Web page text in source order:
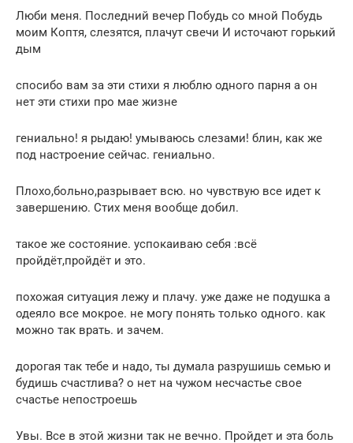
Люби меня. Последний вечер Побудь со мной Побудь
моим Коптя, слезятся, плачут свечи И источают горький
дым
спосибо вам за эти стихи я люблю одного парня а он
нет эти стихи про мае жизне
гениально! я рыдаю! умываюсь слезами! блин, как же
под настроение сейчас. гениально.
Плохо,больно,разрывает всю. но чувствую все идет к
завершению. Стих меня вообще добил.
такое же состояние. успокаиваю себя :всё
пройдёт,пройдёт и это.
похожая ситуация лежу и плачу. уже даже не подушка а
одеяло все мокрое. не могу понять только одного. как
можно так врать. и зачем.
дорогая так тебе и надо, ты думала разрушишь семью и
будишь счастлива? о нет на чужом несчастье свое
счастье непостроешь
Увы. Все в этой жизни так не вечно. Пройдет и эта боль